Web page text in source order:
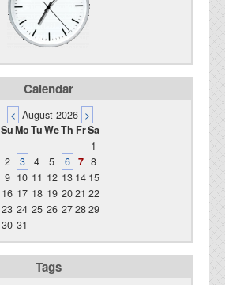
Calendar
< August 2026 >
SuMoTuWeTh FrSa
1
2
3 4 5 6 7 8
9 10 11 12 13 14 15
16 17 18 19 2021 22
23 24 25 26 272829
30 31
Tags